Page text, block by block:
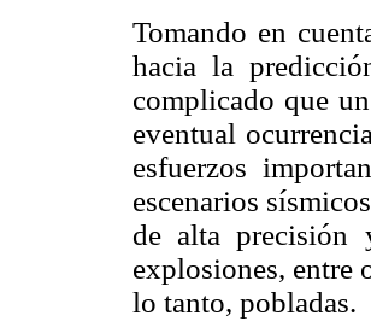
Tomando en
hacia la
complicado que
eventual
esfuerzos
escenarios
de alta precisión
explosiones, entre
lo tanto, pobladas.